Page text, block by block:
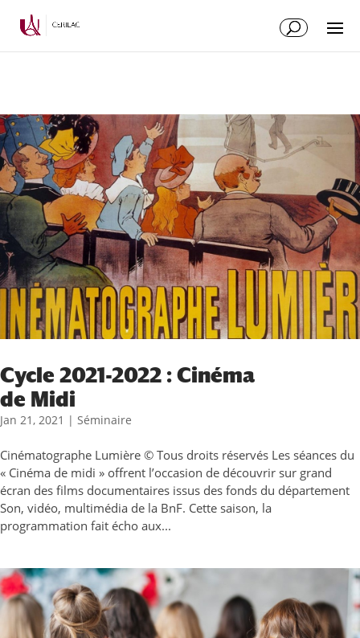
Cycle 2021-2022 : Cinéma
de Midi
Jan 21, 2021 | Séminaire
Cinématographe Lumière © Tous droits réservés Les séances du
« Cinéma de midi » offrent l’occasion de découvrir sur grand
écran des films documentaires issus des fonds du département
Son, vidéo, multimédia de la BnF. Cette saison, la
programmation fait écho aux...